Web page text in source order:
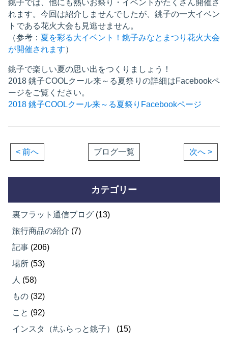
銚子では、他にも熱いお祭り・イベントがたくさん開催さ
れます。今回は紹介しませんでしたが、銚子の一大イベン
トである花火大会も見逃せません。
（参考： 夏を彩る大イベント！銚子みなとまつり花火大会
が開催されます）
銚子で楽しい夏の思い出をつくりましょう！
2018 銚子COOLクール来～る夏祭りの詳細はFacebookペ
ージをご覧ください。
2018 銚子COOLクール来～る夏祭りFacebookページ
< 前へ ブログ一覧 次へ >
カテゴリー
裏フラット通信ブログ (13)
旅行商品の紹介 (7)
記事 (206)
場所 (53)
人 (58)
もの (32)
こと (92)
インスタ（#ふらっと銚子）
(15)